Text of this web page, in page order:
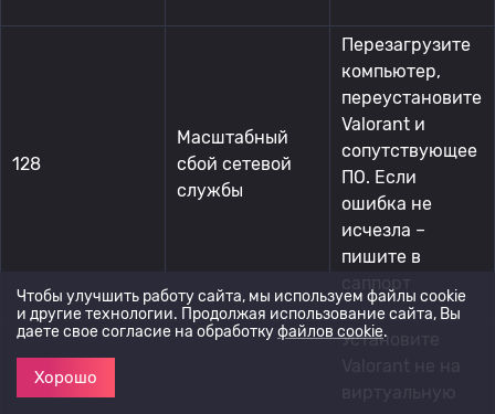
128
Масштабный
сбой сетевой
службы
Перезагрузите
компьютер,
переустановите
Valorant и
сопутствующее
ПО. Если
ошибка не
исчезла –
пишите в
Установите
Чтобы улучшить работу сайта, мы используем файлы cookie
и другие технологии. Продолжая использование сайта, Вы
даете свое согласие на обработкуфайлов cookie.
Хорошо